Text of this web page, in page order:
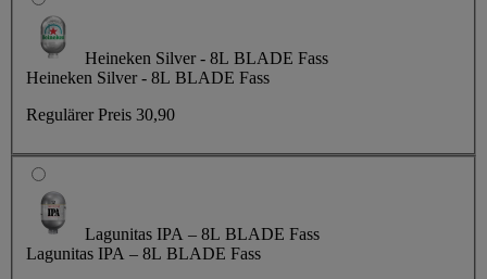
Heineken Silver - 8L BLADE Fass
Heineken Silver - 8L BLADE Fass
Regulärer Preis 30,90
Lagunitas IPA – 8L BLADE Fass
Lagunitas IPA – 8L BLADE Fass